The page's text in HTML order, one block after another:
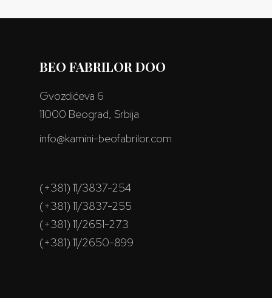
BEO FABRILOR DOO
Gvozdićeva 6
11000 Beograd, Srbija
info@kamini-beofabrilor.com
(+381) 11/3837-254
(+381) 11/3837-255
(+381) 11/2651-273
(+381) 11/2650-899